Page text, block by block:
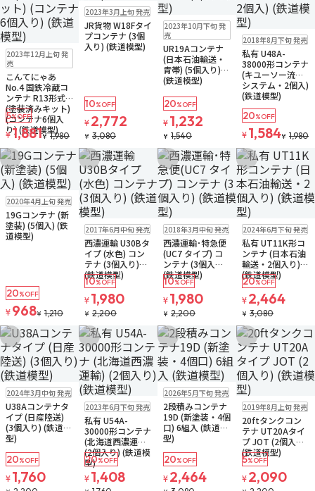
販売中
2023年12月上旬 発
売
こんてにゃあ
No.4 国鉄冷蔵コ
ンテナ R13形式
(塗装済みキット)
(コンテナ6個入
り) (鉄道模型)
5%OFF
¥1,881¥1,980
ゆうパケット
お取り寄せ
2023年3月上旬 発売
JR貨物 W18Fタイ
プコンテナ (3個
入り) (鉄道模型)
10%OFF
¥ 2,772
¥ 3,080
再入荷販売中
ゆうパケット
2023年10月下旬 発
売
UR19Aコンテナ
(日本石油輸送・
青帯) (5個入り)
(鉄道模型)
20%OFF
¥ 1,232
¥ 1,540
販売中ゆうパケット
2018年8月下旬 発売
私有 U48A-
38000形コンテナ
(キユーソー流通
システム・2個入)
(鉄道模型)
20%OFF
¥ 1,584¥ 1,980
お気に入りに追加
販売中ゆうパケット
2020年4月上旬 発売
19Gコンテナ (新
塗装) (5個入) (鉄
道模型)
20%OFF
¥ 968¥ 1,210
お気に入りに追加
ゆうパケット
お取り寄せ
2017年6月中旬 発売
西濃運輸 U30Bタ
イプ (水色) コン
テナ (3個入り)
(鉄道模型)
10%OFF
¥ 1,980
¥ 2,200
お気に入りに追加
販売中ゆうパケット
2018年3月中旬 発売
西濃運輸･特急便
(UC7 タイプ) コ
ンテナ (3個入り)
(鉄道模型)
10%OFF
¥ 1,980
¥ 2,200
お気に入りに
販売中ゆうパケット
2024年6月下旬 発売
私有 UT11K形コ
ンテナ (日本石油
輸送・2個入り)
(鉄道模型)
20%OFF
¥ 2,464
¥ 3,080
お気に入りに追加
販売中ゆうパケット
2024年3月中旬 発売
U38Aコンテナタ
イプ (日産陸送)
(3個入り) (鉄道模
型)
20%OFF
¥ 1,760
お気に入りに追加
販売中ゆうパケット
2023年6月下旬 発売
私有 U54A-
30000形コンテナ
(北海道西濃運輸)
(2個入り) (鉄道模
型)
20%OFF
¥ 1,408
お気に入りに追加
再入荷販売中
2026年5月下旬 発売
2段積みコンテナ
19D (新塗装・4個
口) 6組入 (鉄道模
型)
20%OFF
¥ 2,464
お気に入りに
販売中ゆうパケット
2019年8月上旬 発売
20ftタンクコン
テナ UT20Aタイ
プ JOT (2個入り)
(鉄道模型)
5%OFF
¥ 2,090